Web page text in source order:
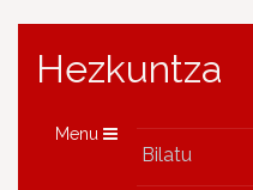
Hezkuntza
Menu